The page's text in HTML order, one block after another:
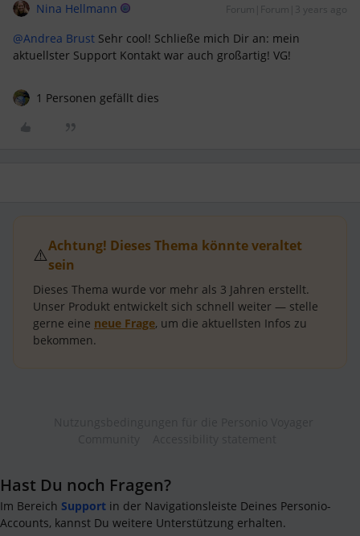
Nina Hellmann Forum|Forum|3 years ago
@Andrea Brust Sehr cool! Schließe mich Dir an: mein
aktuellster Support Kontakt war auch großartig! VG!
1 Personen gefällt dies
⚠️Achtung! Dieses Thema könnte veraltet
sein
Dieses Thema wurde vor mehr als 3 Jahren erstellt.
Unser Produkt entwickelt sich schnell weiter — stelle
gerne eine neue Frage, um die aktuellsten Infos zu
bekommen.
Hast Du noch Fragen?
Im Bereich Support in der Navigationsleiste Deines Personio-
Accounts, kannst Du weitere Unterstützung erhalten.